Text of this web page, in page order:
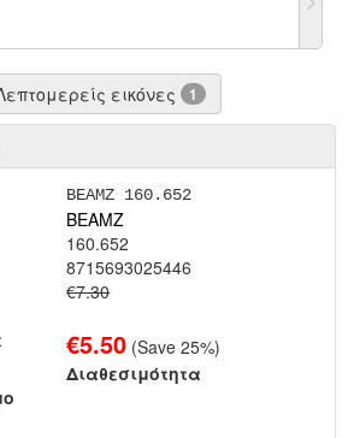
εικόνες 1
BEAMZ 160.652
BEAMZ
160.652
8715693025446
€7.30
€5.50 (Save25%)
Διαθεσιμότητα